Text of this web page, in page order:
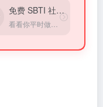
免费 SBTI 社交性格测试